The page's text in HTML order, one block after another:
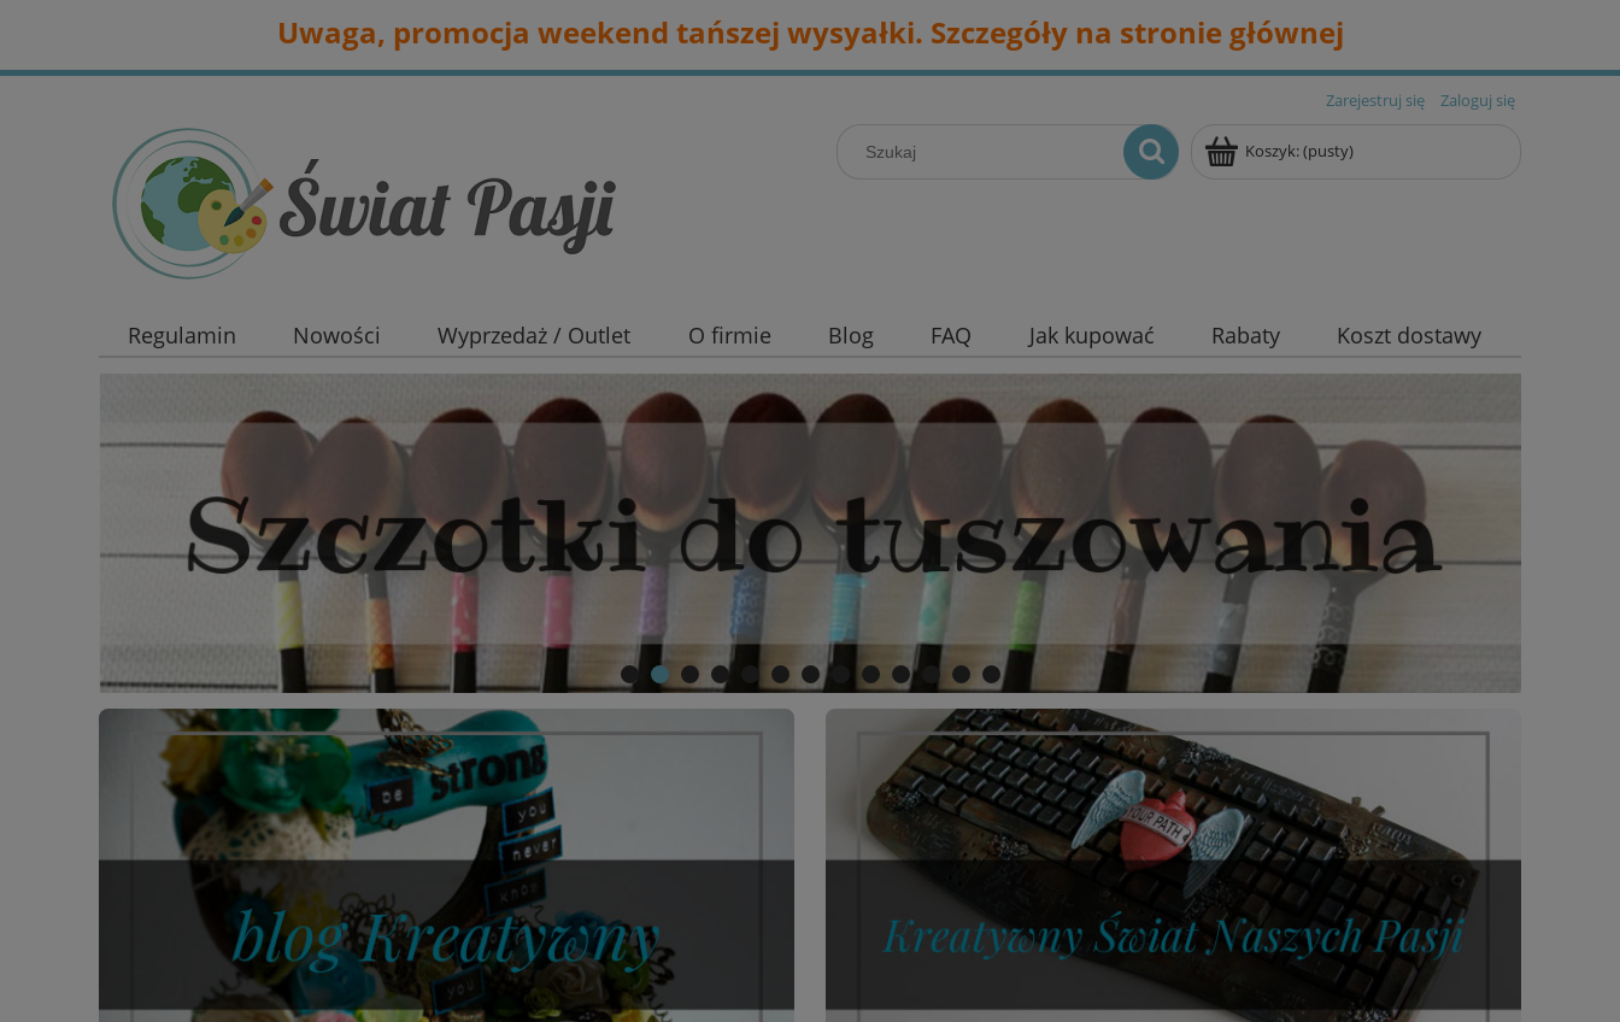
Uwaga, promocja weekend tańszej wysyałki. Szczegóły na stronie głównej
Zarejestruj się Zaloguj się
Koszyk:(pusty)
Regulamin Nowości Wyprzedaż / Outlet O firmie Blog FAQ Jak kupować Rabaty Koszt dostawy